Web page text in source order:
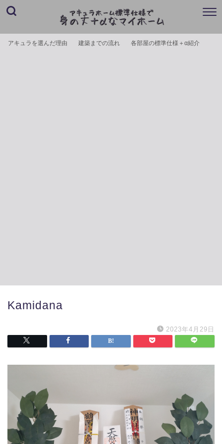
アキュラを選んだ理由 建築までの流れ 各部屋の標準仕様＋α紹介
Kamidana
2023年4月29日